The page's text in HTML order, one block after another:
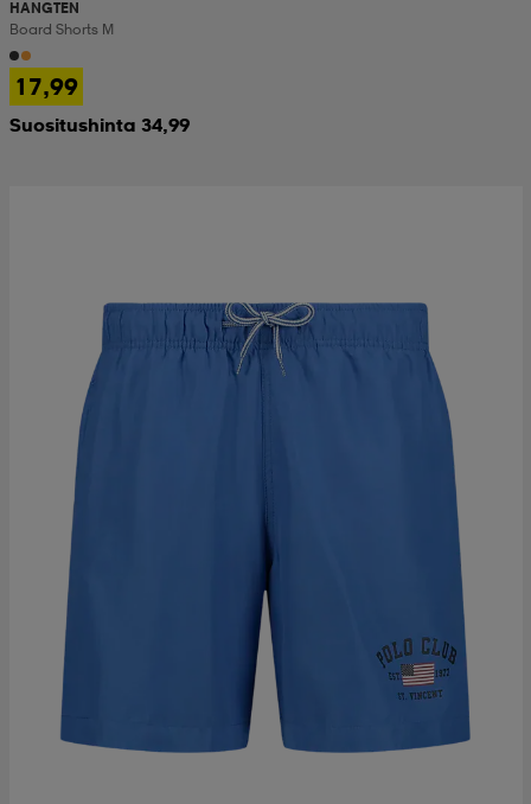
HANGTEN
Board Shorts M
17,99
Suositushinta 34,99